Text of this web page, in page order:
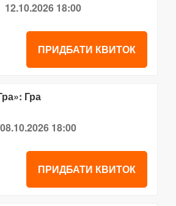
12.10.2026 18:00
ПРИДБАТИ КВИТОК
Гра
08.10.2026 18:00
ПРИДБАТИ КВИТОК